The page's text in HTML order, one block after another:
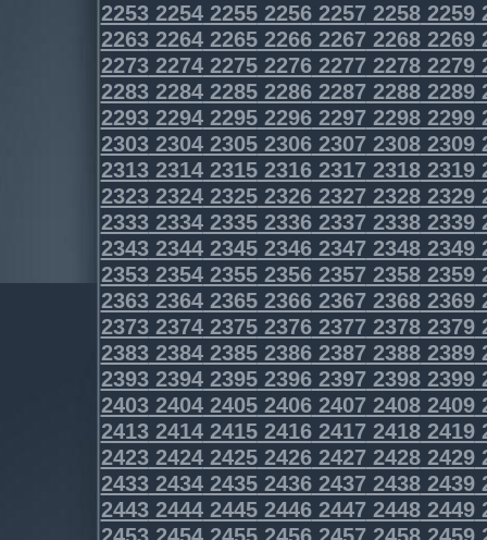
2253225422552256225722582259
2263226422652266226722682269
2273227422752276227722782279
2283228422852286228722882289
2293229422952296229722982299
2303230423052306230723082309
2313231423152316231723182319
2323232423252326232723282329
2333233423352336233723382339
2343234423452346234723482349
2353235423552356235723582359
2363236423652366236723682369
2373237423752376237723782379
2383238423852386238723882389
2393239423952396239723982399
2403240424052406240724082409
2413241424152416241724182419
2423242424252426242724282429
2433243424352436243724382439
2443244424452446244724482449